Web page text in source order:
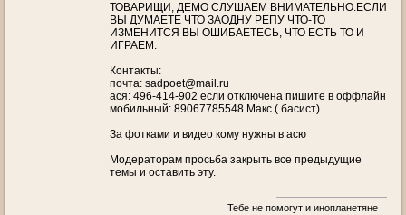
ТОВАРИЩИ, ДЕМО СЛУШАЕМ ВНИМАТЕЛЬНО.ЕСЛИ
ВЫ ДУМАЕТЕ ЧТО ЗАОДНУ РЕПУ ЧТО-ТО
ИЗМЕНИТСЯ ВЫ ОШИБАЕТЕСЬ, ЧТО ЕСТЬ ТО И
ИГРАЕМ.
Контакты:
почта: sadpoet@mail.ru
ася: 496-414-902 если отключена пишите в оффлайн
мобильный: 89067785548 Макс ( басист)
За фотками и видео кому нужны в асю
Модераторам просьба закрыть все предыдущие
темы и оставить эту.
Тебе не помогут и инопланетяне